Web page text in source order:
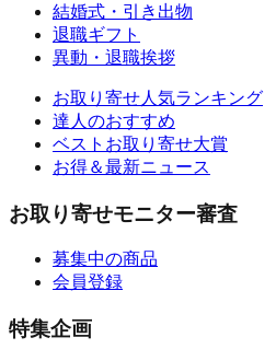
結婚式・引き出物
退職ギフト
異動・退職挨拶
お取り寄せ人気ランキング
達人のおすすめ
ベストお取り寄せ大賞
お得＆最新ニュース
お取り寄せモニター審査
募集中の商品
会員登録
特集企画